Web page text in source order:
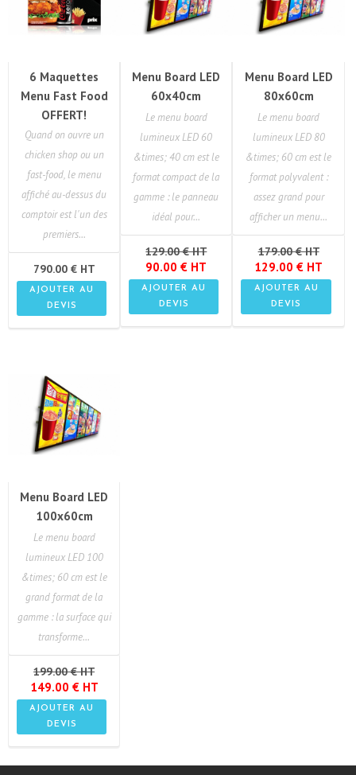
6 Maquettes
Menu Fast Food
OFFERT!
Quand on ouvre un
chicken shop ou un
fast-food, le menu
affiché au-dessus du
comptoir est l'un des
premiers...
790.00 € HT
AJOUTER AU
DEVIS
Menu Board LED
60x40cm
Le menu board
lumineux LED 60
&times; 40 cm est le
format compact de la
gamme : le panneau
idéal pour...
129.00 € HT
90.00 € HT
AJOUTER AU
DEVIS
Menu Board LED
80x60cm
Le menu board
lumineux LED 80
&times; 60 cm est le
format polyvalent :
assez grand pour
afficher un menu...
179.00 € HT
129.00 € HT
AJOUTER AU
DEVIS
Menu Board LED
100x60cm
Le menu board
lumineux LED 100
&times; 60 cm est le
grand format de la
gamme : la surface qui
transforme...
199.00 € HT
149.00 € HT
AJOUTER AU
DEVIS